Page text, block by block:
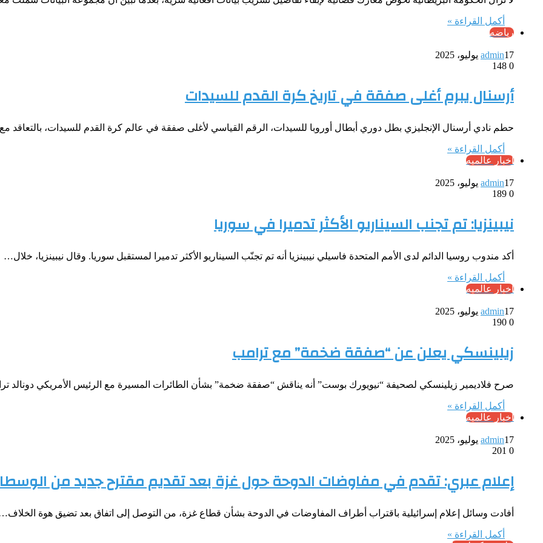
أكمل القراءة »
رياضه
admin17 يوليو، 2025
0
أرسنال يبرم أغلى صفقة في تاريخ كرة القدم للسيدات
حطم نادي أرسنال الإنجليزي بطل دوري أبطال أوروبا للسيدات، الرقم القياسي لأغلى صفقة في عالم كرة القدم للسيدات، بالتعاقد
أكمل القراءة »
أخبار عالميه
admin17 يوليو، 2025
0
نيبينزيا: تم تجنب السيناريو الأكثر تدميرا في سوريا
أكد مندوب روسيا الدائم لدى الأمم المتحدة فاسيلي نيبينزيا أنه تم تجنّب السيناريو الأكثر تدميرا لمستقبل سوريا. وقال نيبينزيا، خلال…
أكمل القراءة »
أخبار عالميه
admin17 يوليو، 2025
0
زيلينسكي يعلن عن “صفقة ضخمة” مع ترامب
صرح فلاديمير زيلينسكي لصحيفة “نيويورك بوست” أنه يناقش “صفقة ضخمة” بشأن الطائرات المسيرة مع الرئيس الأمريكي دونالد
أكمل القراءة »
أخبار عالميه
admin17 يوليو، 2025
0
إعلام عبري: تقدم في مفاوضات الدوحة حول غزة بعد تقديم مقترح جديد من
أفادت وسائل إعلام إسرائيلية باقتراب أطراف المفاوضات في الدوحة بشأن قطاع غزة، من التوصل إلى اتفاق بعد تضيق هوة
أكمل القراءة »